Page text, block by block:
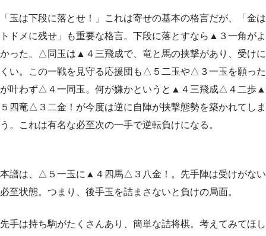
「玉は下段に落とせ！」これは寄せの基本の格言だが、「金は
トドメに残せ」も重要な格言。下段に落とすなら▲３一角がよ
かった。△同玉は▲４三飛成で、竜と馬の挟撃があり、受けに
くい。この一戦を見守る応援団も△５二玉や△３一玉を願った
が叶わず△４一同玉。何が嫌かというと▲４三飛成△４二歩▲
５四竜△３二金！が今度は逆に自陣が挟撃態勢を築かれてしま
う。これは有名な必至次の一手で逆転負けになる。
本譜は、△５一玉に▲４四馬△３八金！。先手陣は受けがない
必至状態。つまり、後手玉を詰まさないと負けの局面。
先手は持ち駒がたくさんあり、簡単な詰将棋。考えてみてほし